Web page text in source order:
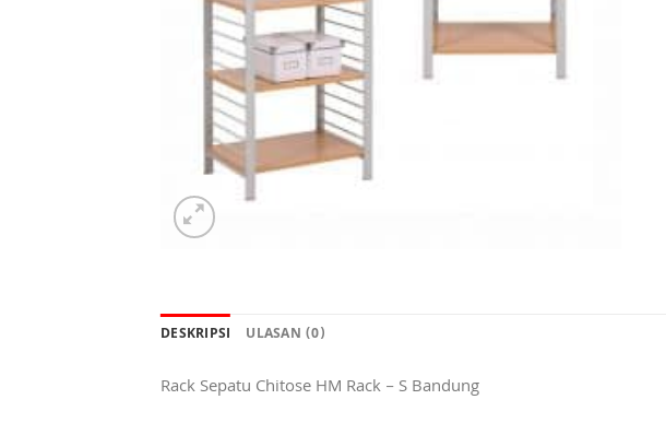
DESKRIPSI ULASAN (0)
Rack Sepatu Chitose HM Rack – S Bandung